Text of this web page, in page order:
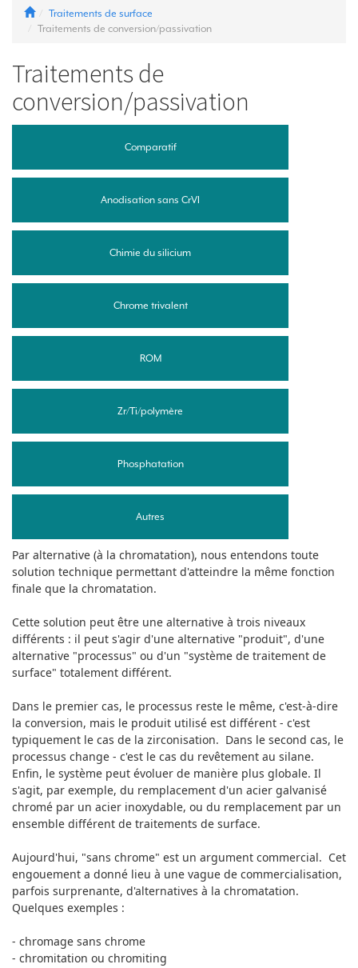
Traitements de surface
Traitements de conversion/passivation
Traitements de
conversion/passivation
Comparatif
Anodisation sans CrVI
Chimie du silicium
Chrome trivalent
ROM
Zr/Ti/polymère
Phosphatation
Autres
Par alternative (à la chromatation), nous entendons toute
solution technique permettant d'atteindre la même fonction
finale que la chromatation.
Cette solution peut être une alternative à trois niveaux
différents : il peut s'agir d'une alternative "produit", d'une
alternative "processus" ou d'un "système de traitement de
surface" totalement différent.
Dans le premier cas, le processus reste le même, c'est-à-dire
la conversion, mais le produit utilisé est différent - c'est
typiquement le cas de la zirconisation. Dans le second cas, le
processus change - c'est le cas du revêtement au silane.
Enfin, le système peut évoluer de manière plus globale. Il
s'agit, par exemple, du remplacement d'un acier galvanisé
chromé par un acier inoxydable, ou du remplacement par un
ensemble différent de traitements de surface.
Aujourd'hui, "sans chrome" est un argument commercial. Cet
engouement a donné lieu à une vague de commercialisation,
parfois surprenante, d'alternatives à la chromatation.
Quelques exemples :
- chromage sans chrome
- chromitation ou chromiting